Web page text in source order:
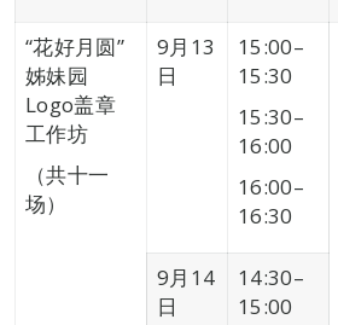
“花好月圆”
姊妹园
Logo盖章
工作坊
（共十一
场）
9月13
日
15:00–
15:30
15:30–
16:00
16:00–
16:30
9月14
日
14:30–
15:00